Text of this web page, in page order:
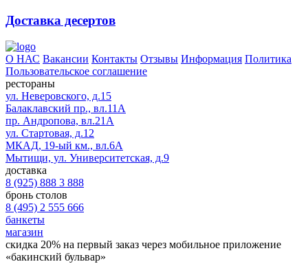
Доставка десертов
О НАС Вакансии Контакты Отзывы Информация Политика
Пользовательское соглашение
рестораны
ул. Неверовского, д.15
Балаклавский пр., вл.11А
пр. Андропова, вл.21А
ул. Стартовая, д.12
МКАД, 19-ый км., вл.6А
Мытищи, ул. Университетская, д.9
доставка
8 (925) 888 3 888
бронь столов
8 (495) 2 555 666
банкеты
магазин
скидка 20% на первый заказ через мобильное приложение
«бакинский бульвар»